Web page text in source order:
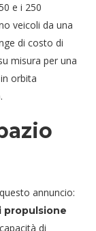
e i 250
veicoli da una
di costo di
misura per una
orbita
annuncio:
propulsione
di